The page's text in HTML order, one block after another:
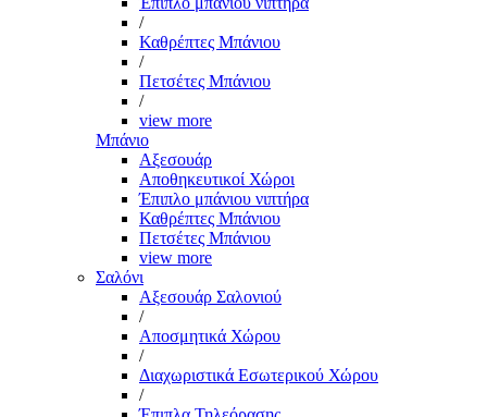
/
Καθρέπτες Μπάνιου
/
Πετσέτες Μπάνιου
/
view more
Μπάνιο
Αξεσουάρ
Αποθηκευτικοί Χώροι
Έπιπλο μπάνιου νιπτήρα
Καθρέπτες Μπάνιου
Πετσέτες Μπάνιου
view more
Σαλόνι
Αξεσουάρ Σαλονιού
/
Αποσμητικά Χώρου
/
Διαχωριστικά Εσωτερικού Χώρου
/